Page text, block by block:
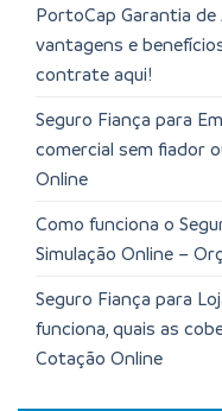
PortoCap Garantia de
vantagens e
contrate aqui!
Seguro Fiança para
comercial sem fiador
Online
Como funciona o
Simulação Online –
Seguro Fiança para
funciona, quais as
Cotação Online